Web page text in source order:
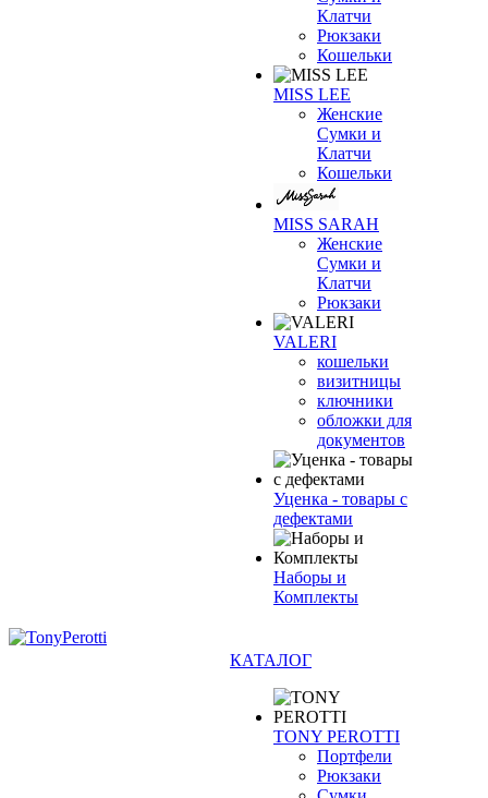
Клатчи
Рюкзаки
Кошельки
MISS LEE
Женские
Сумки и
Клатчи
Кошельки
MISS SARAH
Женские
Сумки и
Клатчи
Рюкзаки
VALERI
кошельки
визитницы
ключники
обложки для
документов
Уценка - товары с
дефектами
Наборы и
Комплекты
КАТАЛОГ
TONY PEROTTI
Портфели
Рюкзаки